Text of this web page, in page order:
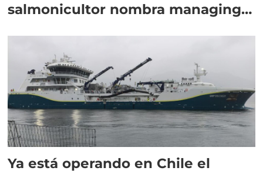
salmonicultor nombra managing
Ya está operando en Chile el